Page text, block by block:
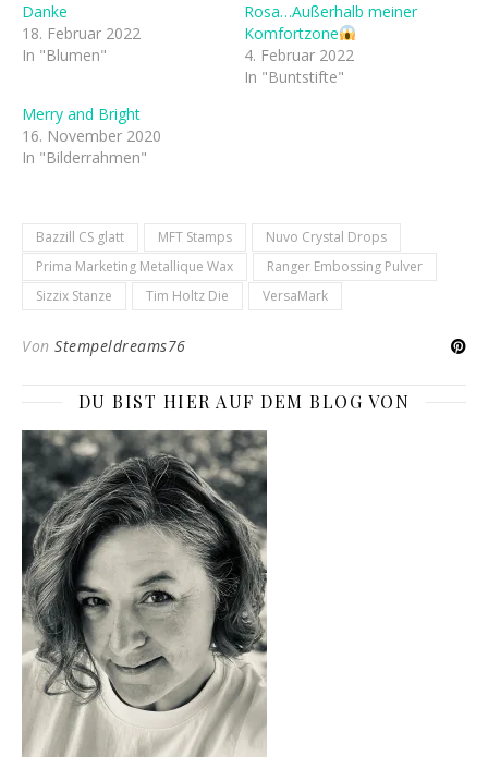
Danke
18. Februar 2022
In "Blumen"
Rosa…Außerhalb meiner
Komfortzone
4. Februar 2022
In "Buntstifte"
Merry and Bright
16. November 2020
In "Bilderrahmen"
Bazzill CS glatt MFT Stamps
Nuvo Crystal Drops
Prima Marketing Metallique Wax
Ranger Embossing Pulver
Sizzix Stanze
Tim Holtz Die VersaMark
Von Stempeldreams76
DU BIST HIER AUF DEM BLOG VON